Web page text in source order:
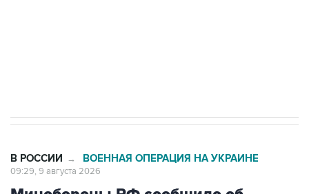
В РОССИИ → ВОЕННАЯ ОПЕРАЦИЯ НА УКРАИНЕ
09:29, 9 августа 2026